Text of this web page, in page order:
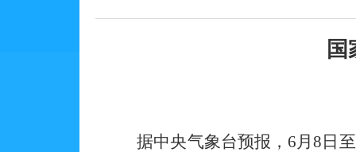
据中央气象台预报， 6 月8 日至